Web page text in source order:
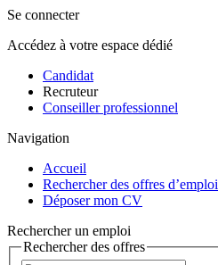
Se connecter
Accédez à votre espace dédié
Candidat
Recruteur
Conseiller professionnel
Navigation
Accueil
Rechercher des offres d’emploi
Déposer mon CV
Rechercher un emploi
Rechercher des offres